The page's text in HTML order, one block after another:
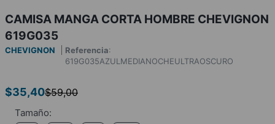
CAMISA MANGA CORTA HOMBRE CHEVIGNON
619G035
CHEVIGNON Referencia:
619G035AZULMEDIANOCHEULTRAOSCURO
$35,40$59,00